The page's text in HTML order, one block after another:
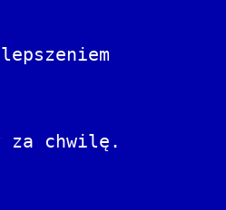
za chwilę.